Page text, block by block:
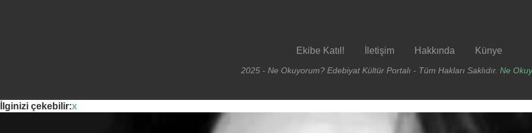
Ekibe Katıl! İletişim Hakkında Künye
2025 - Ne Okuyorum? Edebiyat Kültür Portalı - Tüm Hakları Saklıdır. Ne
İlginizi çekebilir:x